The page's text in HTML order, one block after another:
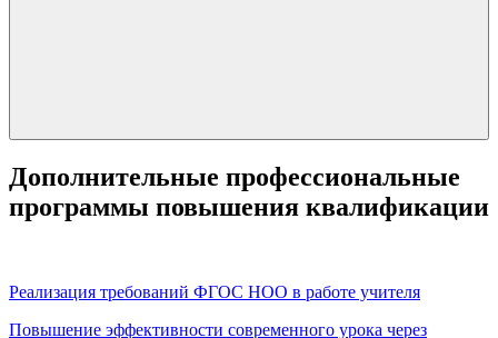
Дополнительные профессиональные
программы повышения квалификации
Реализация требований ФГОС НОО в работе учителя
Повышение эффективности современного урока через